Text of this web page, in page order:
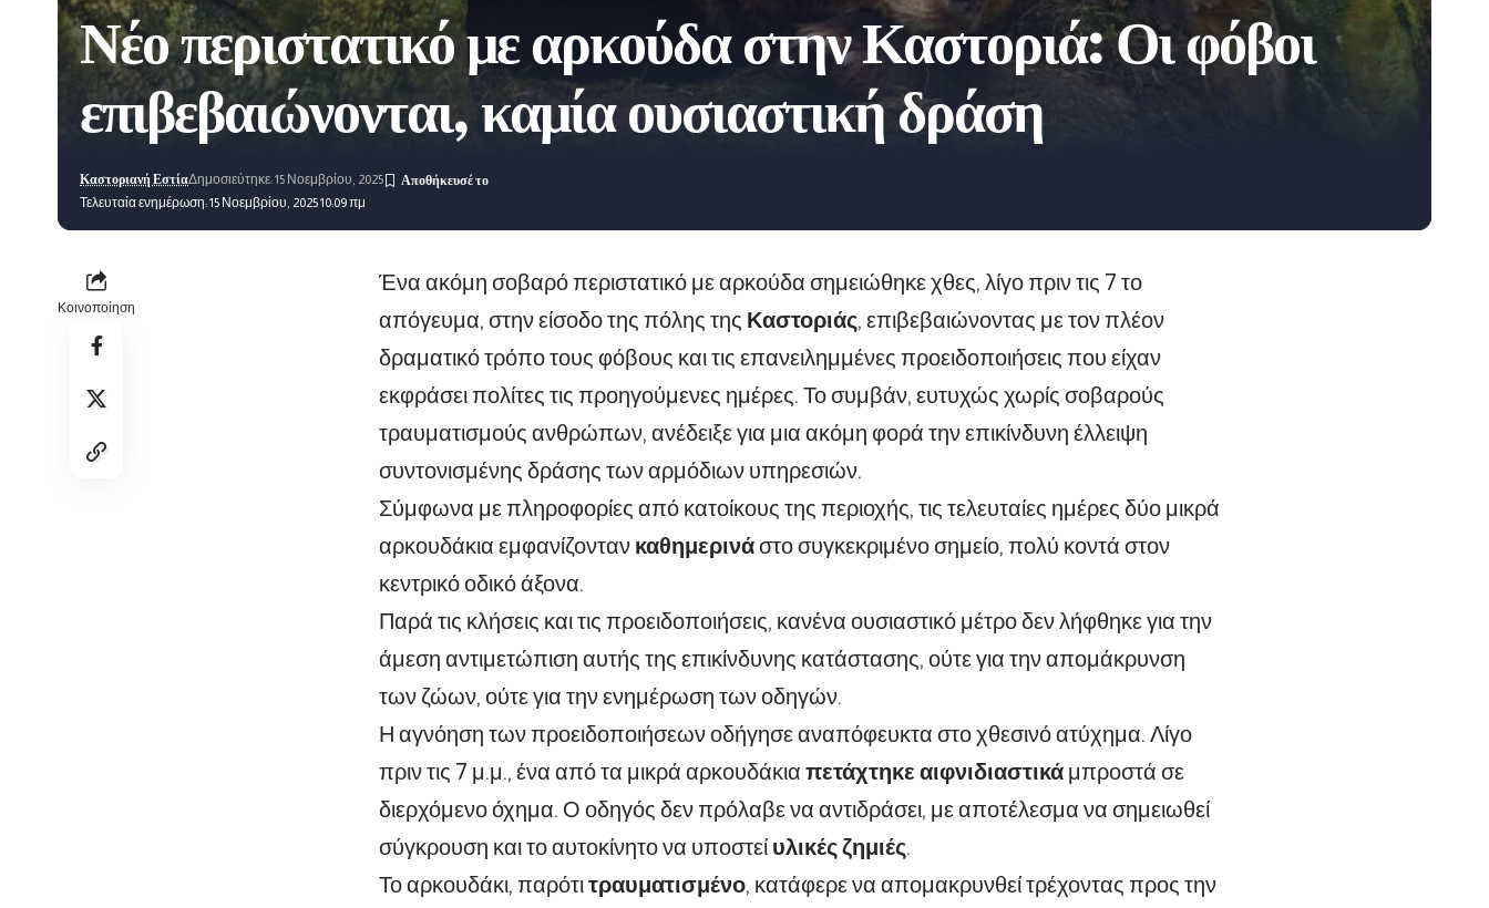
Νέο περιστατικό με αρκούδα στην Καστοριά: Οι φόβοι
επιβεβαιώνονται, καμία ουσιαστική δράση
Τελευταία ενημέρωση: 15 Νοεμβρίου, 2025 10:09 πμ
Καστοριανή ΕστίαΔημοσιεύτηκε: 15 Νοεμβρίου, 2025
Κοινοποίηση
Ένα ακόμη σοβαρό περιστατικό με αρκούδα σημειώθηκε χθες, λίγο πριν τις 7 το
απόγευμα, στην είσοδο της πόλης της Καστοριάς, επιβεβαιώνοντας με τον πλέον
δραματικό τρόποτους φόβους και τις επανειλημμένες προειδοποιήσεις που είχαν
εκφράσει πολίτες τις προηγούμενες ημέρες. Το συμβάν, ευτυχώς χωρίς σοβαρούς
τραυματισμούς ανθρώπων, ανέδειξε για μια ακόμη φορά την επικίνδυνη έλλειψη
συντονισμένης δράσης των αρμόδιων υπηρεσιών.
Σύμφωνα με πληροφορίες από κατοίκους της περιοχής, τις τελευταίες ημέρες δύο μικρά
αρκουδάκια εμφανίζονταν καθημερινάστο συγκεκριμένο σημείο, πολύ κοντά στον
κεντρικό οδικό άξονα.
Παρά τις κλήσεις και τις προειδοποιήσεις, κανένα ουσιαστικό μέτρο δεν λήφθηκε για την
άμεση αντιμετώπιση αυτής της επικίνδυνης κατάστασης, ούτε για την απομάκρυνση
των ζώων, ούτε για την ενημέρωση των οδηγών.
Η αγνόηση των προειδοποιήσεων οδήγησε αναπόφευκτα στο χθεσινό ατύχημα. Λίγο
πριν τις 7 μ.μ., ένα από τα μικρά αρκουδάκια πετάχτηκε αιφνιδιαστικά μπροστά σε
διερχόμενο όχημα. Ο οδηγός δεν πρόλαβε να αντιδράσει, με αποτέλεσμα να σημειωθεί
σύγκρουση και το αυτοκίνητο να υποστείυλικές ζημιές.
Το αρκουδάκι, παρότιτραυματισμένο, κατάφερε να απομακρυνθεί τρέχοντας προς την